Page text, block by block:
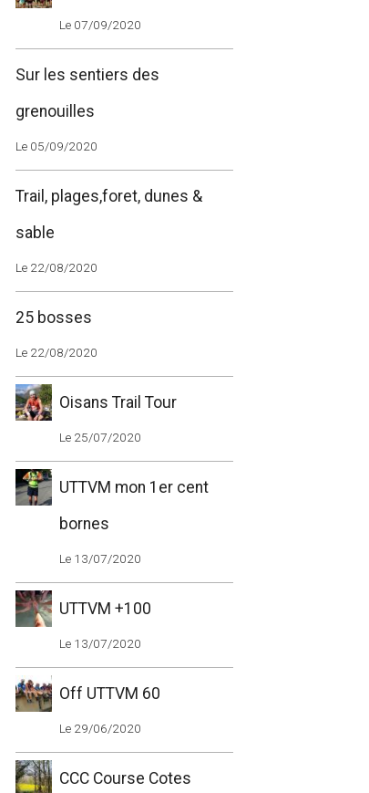
Le 07/09/2020
Sur les sentiers des
grenouilles
Le 05/09/2020
Trail, plages,foret, dunes &
sable
Le 22/08/2020
25 bosses
Le 22/08/2020
Oisans Trail Tour
Le 25/07/2020
UTTVM mon 1er cent
bornes
Le 13/07/2020
UTTVM +100
Le 13/07/2020
Off UTTVM 60
Le 29/06/2020
CCC Course Cotes